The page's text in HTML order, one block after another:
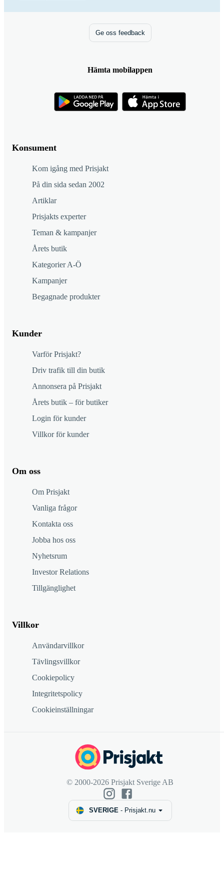
Konsument
Kom igång med Prisjakt
På din sida sedan 2002
Artiklar
Prisjakts experter
Teman & kampanjer
Årets butik
Kategorier A-Ö
Kampanjer
Begagnade produkter
Kunder
Varför Prisjakt?
Driv trafik till din butik
Annonsera på Prisjakt
Årets butik – för butiker
Login för kunder
Villkor för kunder
Om oss
Om Prisjakt
Vanliga frågor
Kontakta oss
Jobba hos oss
Nyhetsrum
Investor Relations
Tillgänglighet
Villkor
Användarvillkor
Tävlingsvillkor
Cookiepolicy
Integritetspolicy
Cookieinställningar
Ge oss feedback
Hämta mobilappen
© 2000-2026 Prisjakt Sverige AB
SVERIGE- Prisjakt.nu